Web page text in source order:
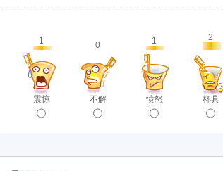
1
震惊
0
不解
1
愤怒
2
杯具